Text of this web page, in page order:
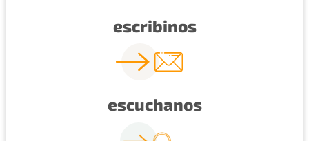
escribinos
escuchanos